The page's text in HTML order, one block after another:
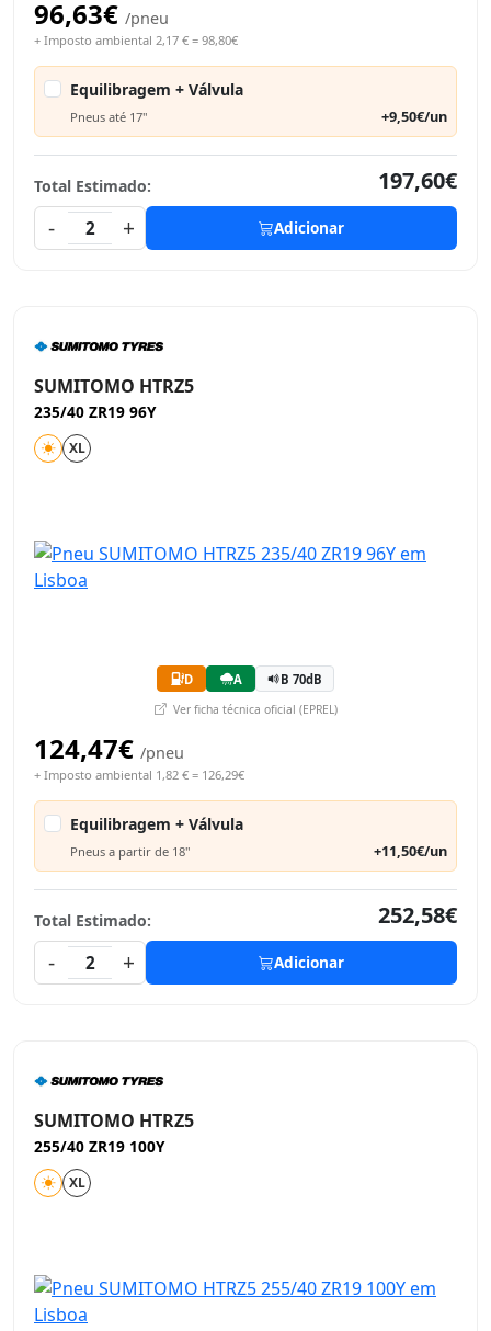
96,63€ /pneu
+ Imposto ambiental 2,17 € = 98,80€
Equilibragem + Válvula
Pneus até 17" +9,50€/un
Total Estimado:
197,60€
-
2 + Adicionar
SUMITOMO HTRZ5
235/40 ZR19 96Y
XL
D A B 70dB
Ver ficha técnica oficial (EPREL)
124,47€ /pneu
+ Imposto ambiental 1,82 € = 126,29€
Equilibragem + Válvula
Pneus a partir de 18" +11,50€/un
Total Estimado:
252,58€
-
2 + Adicionar
SUMITOMO HTRZ5
255/40 ZR19 100Y
XL